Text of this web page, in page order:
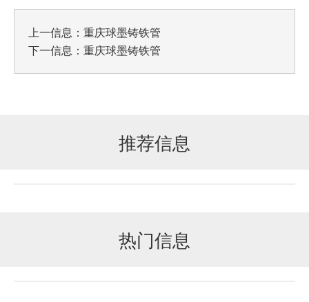
上一信息： 重庆球墨铸铁管
下一信息： 重庆球墨铸铁管
推荐信息
热门信息